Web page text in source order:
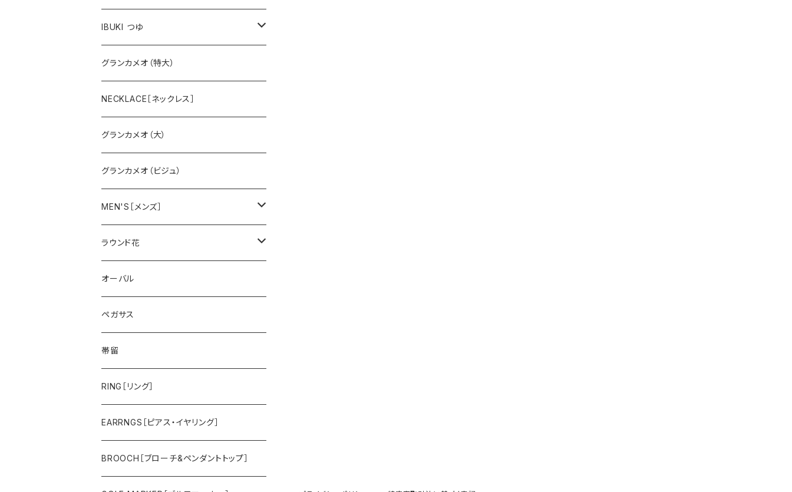
スミレ
バラ
スズラン
IBUKI つゆ
大
小
グランカメオ（特大）
NECKLACE［ネックレス］
グランカメオ（大）
グランカメオ（ビジュ）
MEN'S［メンズ］
ペガサス
ゴールドライオン
帆船
鷲
タツノオトシゴ
トラ
その他のメンズアイテム
ラウンド花
スミレ
バラ
スズラン
カトレア
ユリ
アジサイ
オーバル
ペガサス
帯留
RING［リング］
EARRNGS［ピアス・イヤリング］
BROOCH［ブローチ&ペンダントトップ］